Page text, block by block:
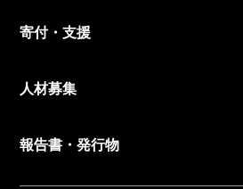
寄付・支援
人材募集
報告書・発行物